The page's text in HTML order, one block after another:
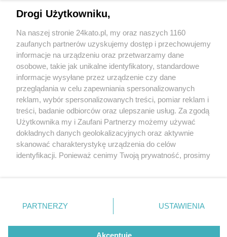
Katowic i Mikołowa. Droga zablokowana
4 / 6
Kolizja Mikołów Owsiana
Wydawca mediów lokalnych
Nie zapomnij
zapoznać się z:
polityką prywatności regulamin korzystania z portali
Twojemiasto
Piekary Śląskie
Chorzów
Tarnowskie Góry
Gliwice
Skontakuj sięz nami
Kontakt
Wydawca
Redakcja
Drogi Użytkowniku,
Na naszej stronie 24kato.pl, my oraz naszych 1160
zaufanych partnerów uzyskujemy dostęp i przechowujemy
informacje na urządzeniu oraz przetwarzamy dane
osobowe, takie jak unikalne identyfikatory, standardowe
informacje wysyłane przez urządzenie czy dane
przeglądania w celu zapewniania spersonalizowanych
reklam, wybór spersonalizowanych treści, pomiar reklam i
treści, badanie odbiorców oraz ulepszanie usług. Za zgodą
Użytkownika my i Zaufani Partnerzy możemy używać
dokładnych danych geolokalizacyjnych oraz aktywnie
skanować charakterystykę urządzenia do celów
identyfikacji. Ponieważ cenimy Twoją prywatność, prosimy
prywatności znajdujący się w lewym dolnym rogu strony
. Niektóre rodzaje przetwarzania danych nie wymagają
zgody użytkownika, ale masz prawo sprzeciwić się
takiemu przetwarzaniu. Preferencje będą miały
PARTNERZY USTAWIENIA
Akceptuję